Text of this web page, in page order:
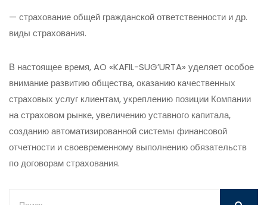
— страхование общей гражданской ответственности и др.
виды страхования. ​
В настоящее время, AO «KAFIL-SUG’URTA» уделяет особое
внимание развитию общества, оказанию качественных
страховых услуг клиентам, укреплению позиции Компании
на страховом рынке, увеличению уставного капитала,
созданию автоматизированной системы финансовой
отчетности и своевременному выполнению обязательств
по договорам страхования.